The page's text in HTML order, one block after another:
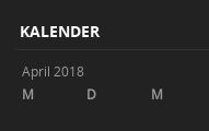
KALENDER
April 2018
M
D M